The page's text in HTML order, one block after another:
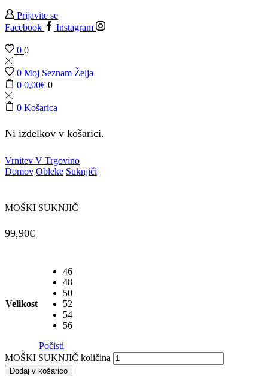
Prijavite se
Facebook
Instagram
0 0
0 Moj Seznam Želja
0 0,00€ 0
0 Košarica
Ni izdelkov v košarici.
Vrnitev V Trgovino
Domov Obleke Suknjiči
MOŠKI SUKNJIČ
99,90€
Velikost
46
48
50
52
54
56
Počisti
MOŠKI SUKNJIČ količina
Dodaj v košarico